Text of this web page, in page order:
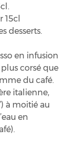
15cl
desserts.
en infusion
corsé que
du café.
italienne,
à moitié au
en